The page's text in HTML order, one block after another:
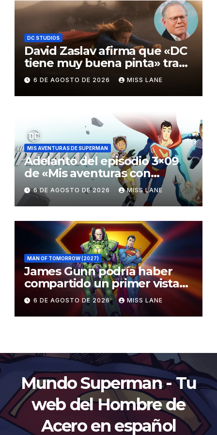
DC STUDIOS
David Zaslav afirma que «DC
tiene muy buena pinta» tras
el fracaso de «Supergirl»
6 DE AGOSTO DE 2026 MISS LANE
MIS AVENTURAS DE SUPERMAN
Adelanto del episodio 3×09
de «Mis aventuras con
Superman»
6 DE AGOSTO DE 2026 MISS LANE
MAN OF TOMORROW (2027)
James Gunn podría haber
compartido un primer vistazo
al traje de Brainiac
6 DE AGOSTO DE 2026 MISS LANE
Mundo Superman - Tu
web del Hombre de
Acero en español